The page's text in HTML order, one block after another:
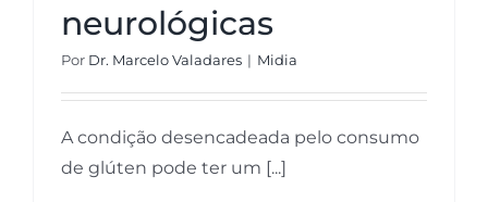
neurológicas
Por Dr. Marcelo Valadares | Midia
A condição desencadeada pelo consumo
de glúten pode ter um [...]